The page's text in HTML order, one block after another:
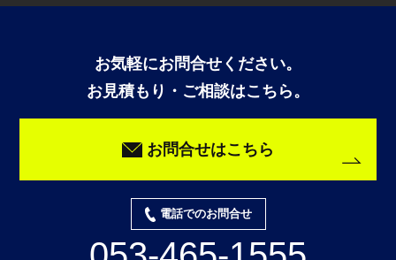
お気軽にお問合せください。
お見積もり・ご相談はこちら。
お問合せはこちら
電話でのお問合せ